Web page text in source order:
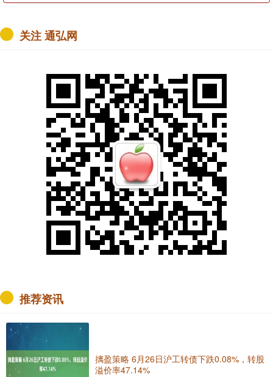
关注 通弘网
推荐资讯
摛盈策略 6月26日沪工转债下跌0.08%，转股
溢价率47.14%